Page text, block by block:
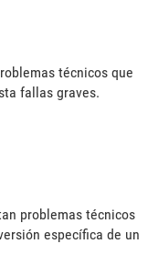
técnicos que
fallas graves.
problemas técnicos
específica de un